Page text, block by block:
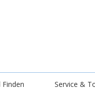
Finden Service &